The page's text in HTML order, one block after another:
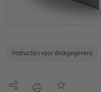
Instructies voor drukgegevens
Delen afdrukkenOp de lijst